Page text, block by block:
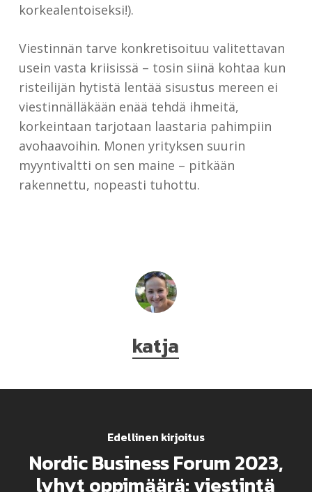
korkealentoiseksi!).
Viestinnän tarve konkretisoituu valitettavan
usein vasta kriisissä – tosin siinä kohtaa kun
risteilijän hytistä lentää sisustus mereen ei
viestinnälläkään enää tehdä ihmeitä,
korkeintaan tarjotaan laastaria pahimpiin
avohaavoihin. Monen yrityksen suurin
myyntivaltti on sen maine – pitkään
rakennettu, nopeasti tuhottu.
katja
Edellinen kirjoitus
Nordic Business Forum 2023,
lyhyt oppimäärä: viestintä